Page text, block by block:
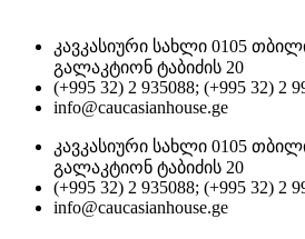
კავკასიური სახლი 0105
გალაკტიონ ტაბიძის 20
(+995 32) 2 935088; (+995 32) 2
info@caucasianhouse.ge
კავკასიური სახლი 0105
გალაკტიონ ტაბიძის 20
(+995 32) 2 935088; (+995 32) 2
info@caucasianhouse.ge